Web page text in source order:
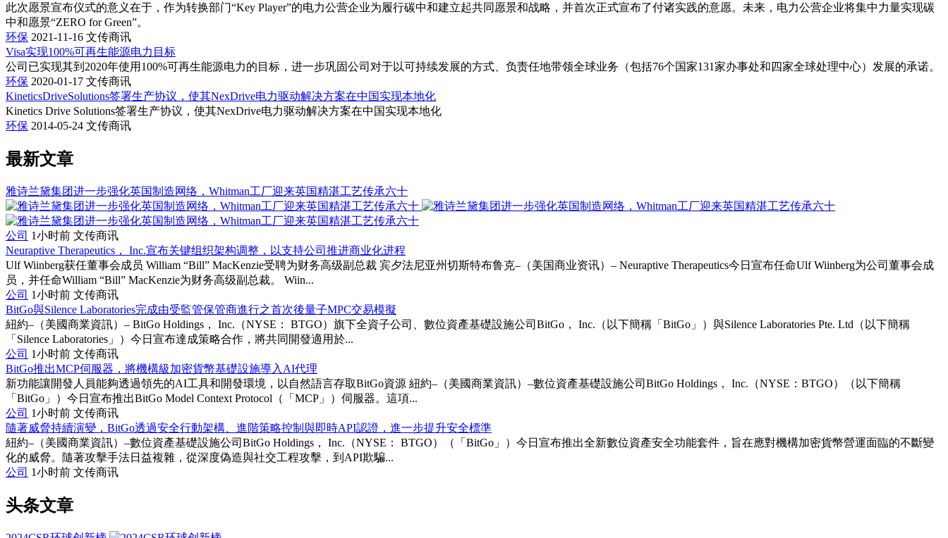
此次愿景宣布仪式的意义在于，作为转换部门“Key Player”的电力公营企业为履行碳中和建立起共同愿景和战略，并首次正式宣布了付诸实践的意愿。未来，电力公营企业将集中力量实现碳
中和愿景“ZERO for Green”。
环保 2021-11-16 文传商讯
Visa实现100%可再生能源电力目标
公司已实现其到2020年使用100%可再生能源电力的目标，进一步巩固公司对于以可持续发展的方式、负责任地带领全球业务（包括76个国家131家办事处和四家全球处理中心）发展的承诺。
环保 2020-01-17 文传商讯
KineticsDriveSolutions签署生产协议，使其NexDrive电力驱动解决方案在中国实现本地化
Kinetics Drive Solutions签署生产协议，使其NexDrive电力驱动解决方案在中国实现本地化
环保 2014-05-24 文传商讯
最新文章
雅诗兰黛集团进一步强化英国制造网络，Whitman工厂迎来英国精湛工艺传承六十
公司 1小时前 文传商讯
Neuraptive Therapeutics， Inc.宣布关键组织架构调整，以支持公司推进商业化进程
Ulf Wiinberg获任董事会成员 William “Bill” MacKenzie受聘为财务高级副总裁 宾夕法尼亚州切斯特布鲁克–（美国商业资讯）– Neuraptive Therapeutics今日宣布任命Ulf Wiinberg为公司董事会成
员，并任命William “Bill” MacKenzie为财务高级副总裁。 Wiin...
公司 1小时前 文传商讯
BitGo與Silence Laboratories完成由受監管保管商進行之首次後量子MPC交易模擬
紐約–（美國商業資訊）– BitGo Holdings， Inc.（NYSE： BTGO）旗下全資子公司、數位資產基礎設施公司BitGo， Inc.（以下簡稱「BitGo」）與Silence Laboratories Pte. Ltd（以下簡稱
「Silence Laboratories」）今日宣布達成策略合作，將共同開發適用於...
公司 1小时前 文传商讯
BitGo推出MCP伺服器，將機構級加密貨幣基礎設施導入AI代理
新功能讓開發人員能夠透過領先的AI工具和開發環境，以自然語言存取BitGo資源 紐約–（美國商業資訊）–數位資產基礎設施公司BitGo Holdings， Inc.（NYSE：BTGO）（以下簡稱
「BitGo」）今日宣布推出BitGo Model Context Protocol（「MCP」）伺服器。這項...
公司 1小时前 文传商讯
隨著威脅持續演變，BitGo透過安全行動架構、進階策略控制與即時API認證，進一步提升安全標準
紐約–（美國商業資訊）–數位資產基礎設施公司BitGo Holdings， Inc.（NYSE： BTGO）（「BitGo」）今日宣布推出全新數位資產安全功能套件，旨在應對機構加密貨幣營運面臨的不斷變
化的威脅。隨著攻擊手法日益複雜，從深度偽造與社交工程攻擊，到API欺騙...
公司 1小时前 文传商讯
头条文章